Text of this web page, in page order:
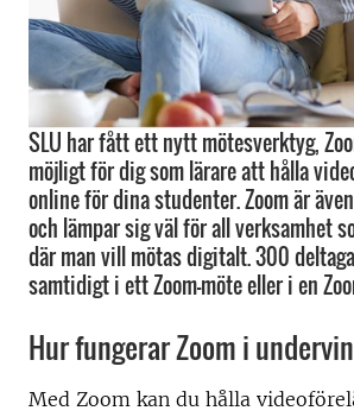
SLU har fått ett nytt mötesverktyg,
möjligt för dig som lärare att hålla
online för dina studenter. Zoom är
och lämpar sig väl för all verksamhet
där man vill mötas digitalt. 300
samtidigt i ett Zoom-möte eller i en
Hur fungerar Zoom i
Med Zoom kan du hålla